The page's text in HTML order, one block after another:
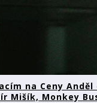
na Ceny
Mišík, Monkey